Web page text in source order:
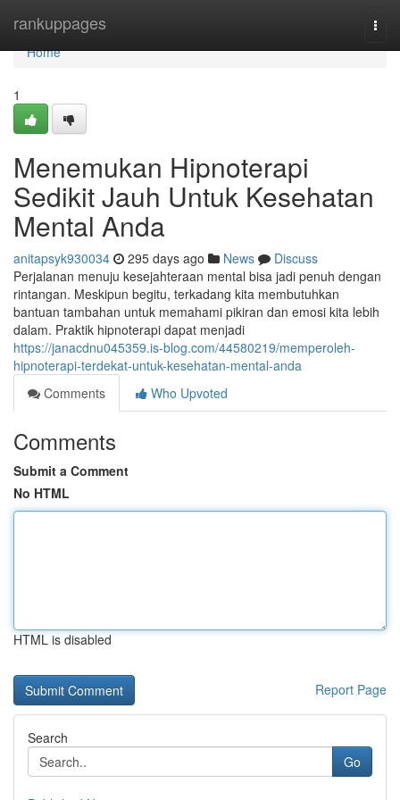
rankuppages
Home
Home
1
Menemukan Hipnoterapi
Sedikit Jauh Untuk Kesehatan
Mental Anda
anitapsyk930034 295 days ago News
Discuss
Perjalanan menuju kesejahteraan mental bisa jadi penuh dengan
rintangan. Meskipun begitu, terkadang kita membutuhkan
bantuan tambahan untuk memahami pikiran dan emosi kita lebih
dalam. Praktik hipnoterapi dapat menjadi
https://janacdnu045359.is-blog.com/44580219/memperoleh-
hipnoterapi-terdekat-untuk-kesehatan-mental-anda
Comments
Who Upvoted
Comments
Submit a Comment
No HTML
HTML is disabled
Report Page
Search
Go